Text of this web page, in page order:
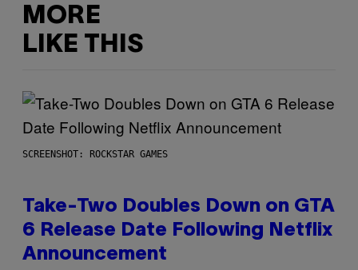
MORE
LIKE THIS
SCREENSHOT: ROCKSTAR GAMES
Take-Two Doubles Down on GTA
6 Release Date Following Netflix
Announcement